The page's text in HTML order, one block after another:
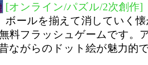
[オンライン/パズル/2次創作]
ボールを揃えて消していく
料フラッシュゲームです。
ながらのドット絵が魅力的